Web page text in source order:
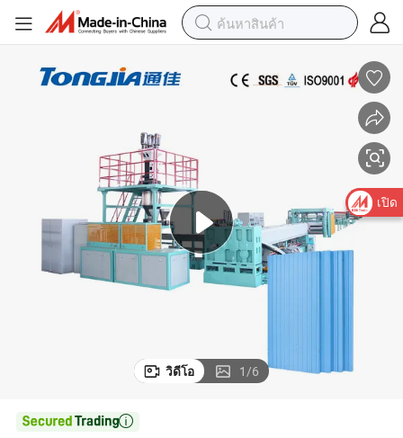
วิดีโอ 1/6

เปิด